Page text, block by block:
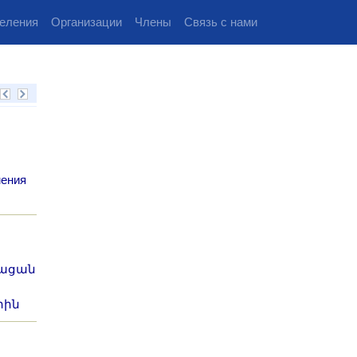
Организации Члены Связь с нами